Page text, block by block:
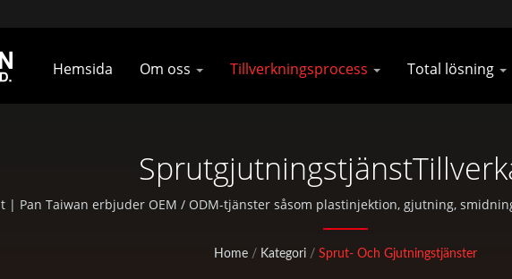
Hemsida Om oss Tillverkningsprocess Total lösning
| Pan Taiwan erbjuder OEM / ODM-tjänster såsom plastinjektion, gjutning,
cyklar och utomhusaktiviteter.
Home / Kategori / Sprut- Och Gjutningstjänster